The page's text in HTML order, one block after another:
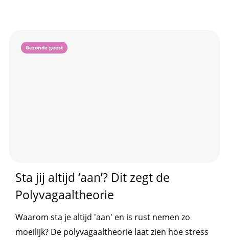
Gezonde geest
Sta jij altijd ‘aan’? Dit zegt de
Polyvagaaltheorie
Waarom sta je altijd 'aan' en is rust nemen zo
moeilijk? De polyvagaaltheorie laat zien hoe stress